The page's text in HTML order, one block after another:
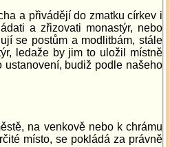
a přivádějí do zmatku církev i
a zřizovati monastýr, nebo
se postům a modlitbám, stále
ledaže by jim to uložil místně
ustanovení, budiž podle našeho
na venkově nebo k chrámu
místo, se pokládá za právně